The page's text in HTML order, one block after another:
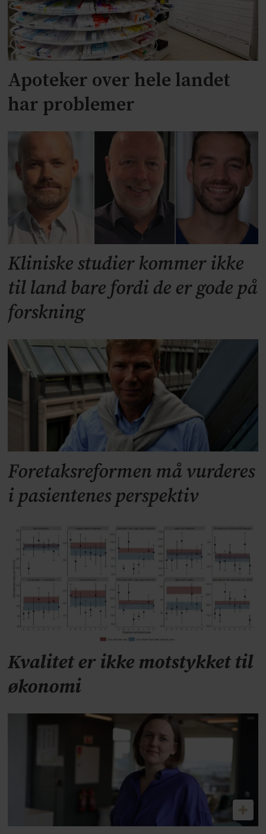
Apoteker over hele landet
har problemer
Kliniske studier kommer ikke
til land bare fordi de er gode på
forskning
Foretaksreformen må vurderes
i pasientenes perspektiv
Kvalitet er ikke motstykket til
økonomi